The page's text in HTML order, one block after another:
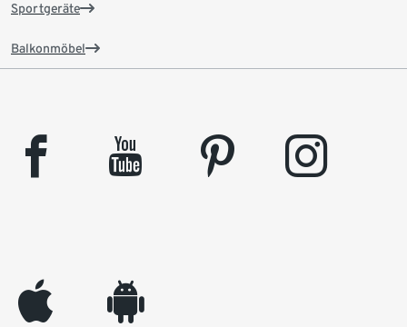
Sportgeräte
Balkonmöbel
facebook youtube pinterest instagram
appleinc android